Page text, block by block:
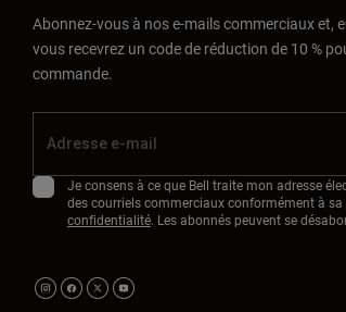
Abonnez-vous à nos e-mails commerciaux et,
vous recevrez un code de réduction de 10 %
commande.
Je consens à ce que Bell traite mon adresse
des courriels commerciaux conformément à sa
confidentialité. Les abonnés peuvent se